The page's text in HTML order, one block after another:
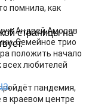
помнила, как
Андрей Амосов
Семейное трио
положить начало
любителей
пандемия,
краевом центре